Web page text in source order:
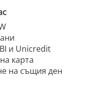
и Unicredit
карта
на същия ден